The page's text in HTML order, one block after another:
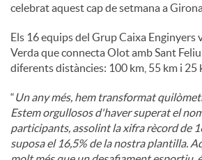
celebrat aquest cap de setmana a
Els 16 equips del Grup Caixa Enginyers
Verda que connecta Olot amb Sant
diferents distàncies: 100 km, 55 km i 25
“Un any més, hem transformat
Estem orgullosos d'haver superat el
participants, assolint la xifra rècord de
suposa el 16,5% de la nostra plantilla.